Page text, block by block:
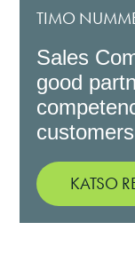
TIMO
Sales
good
KATSO